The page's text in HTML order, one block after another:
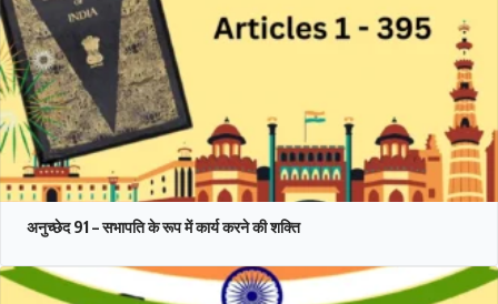
अनुच्छेद 91 – सभापति के रूप में कार्य करने की शक्ति